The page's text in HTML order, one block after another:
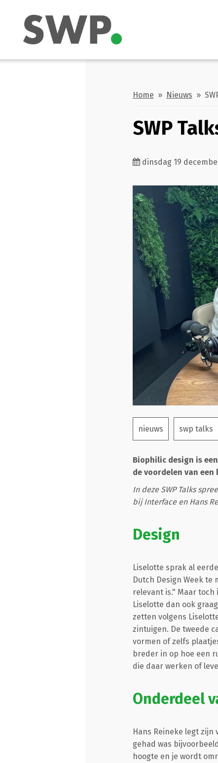
Home » Nieuws »
SWP
dinsdag 19
nieuws swp talks
Biophilic design is
de voordelen van
In deze SWP Talks
bij Interface en Hans
Design
Liselotte sprak al
Dutch Design Week
relevant is." Maar
Liselotte dan ook
zetten volgens
zintuigen. De tweede
vormen of zelfs
breder in op hoe een
die daar werken of
Onderdeel
Hans Reineke legt
gehad was
hoogte en je wordt